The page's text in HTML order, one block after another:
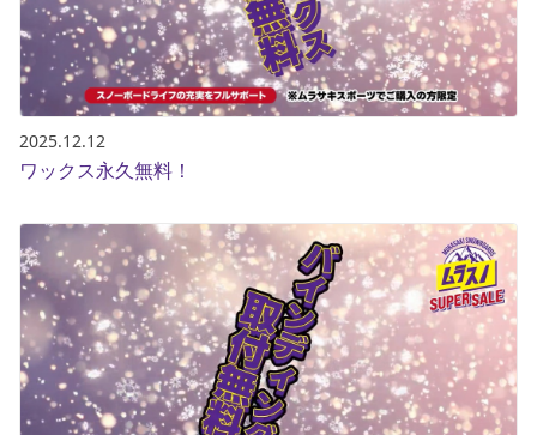
2025.12.12
ワックス永久無料！